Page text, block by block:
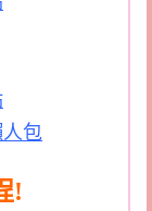
包
!